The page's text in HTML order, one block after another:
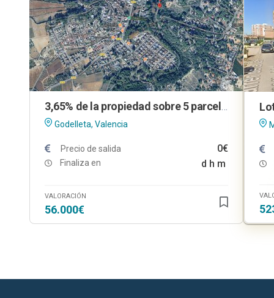
Godelleta, Valencia
Precio de salida 0€
Finaliza en d h m
VALORACIÓN
56.000€